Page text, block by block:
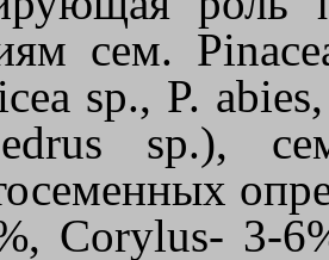
сем.
sp., P.
sp.),
Corylus- 3-